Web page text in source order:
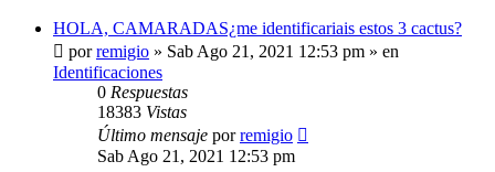
HOLA, CAMARADAS¿me identificariais estos 3 cactus?
porremigio » Sab Ago 21, 2021 12:53 pm » en
Identificaciones
0 Respuestas
18383 Vistas
Último mensaje porremigio
Sab Ago 21, 2021 12:53 pm